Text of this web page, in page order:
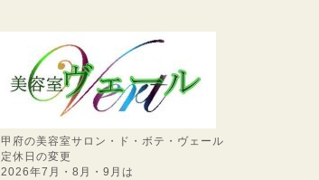
甲府の美容室サロン・ド・ボテ・ヴェール
定休日の変更
2026年7月・8月・9月は